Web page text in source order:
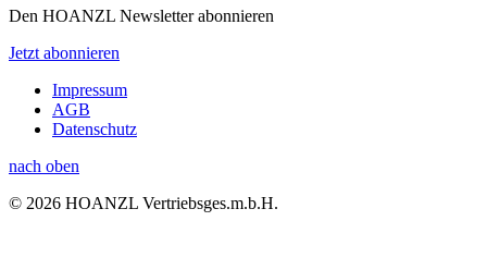
Den HOANZL Newsletter abonnieren
Jetzt abonnieren
Impressum
AGB
Datenschutz
nach oben
© 2026 HOANZL Vertriebsges.m.b.H.